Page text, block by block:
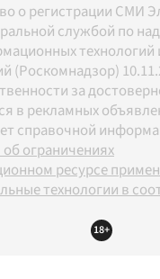
о регистрации СМИ
службой по
технологий
(Роскомнадзор)
за
в рекламных
справочной
ограничениях
ресурсе
технологии в
18+